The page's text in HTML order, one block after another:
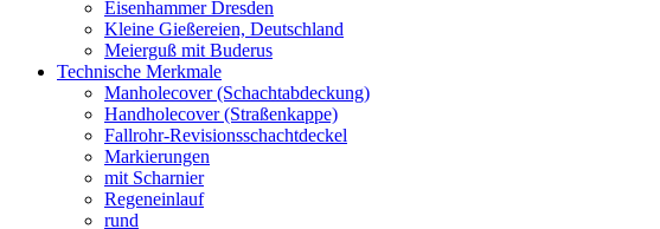
Eisenhammer Dresden
Kleine Gießereien, Deutschland
Meierguß mit Buderus
Technische Merkmale
Manholecover (Schachtabdeckung)
Handholecover (Straßenkappe)
Fallrohr-Revisionsschachtdeckel
Markierungen
mit Scharnier
Regeneinlauf
rund